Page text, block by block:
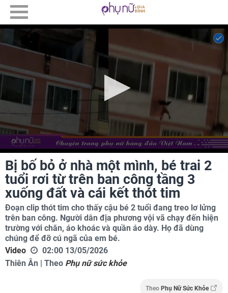
Bị bố bỏ ở nhà một mình, bé trai 2
tuổi rơi từ trên ban công tầng 3
xuống đất và cái kết thót tim
Đoạn clip thót tim cho thấy cậu bé 2 tuổi đang treo lơ lửng
trên ban công. Người dân địa phương vội vã chạy đến hiện
trường với chăn, áo khoác và quần áo dày. Họ đã dùng
chúng để đỡ cú ngã của em bé.
Video
02:00 13/05/2026
Thiên Ân | Theo Phụ nữ sức khỏe
Theo Phụ Nữ Sức Khỏe